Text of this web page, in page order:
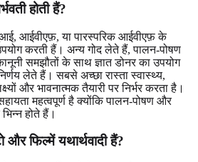
होती हैं?
आईवीएफ़, या पारस्परिक आईवीएफ़ के
करती हैं। अन्य गोद लेते हैं, पालन-पोषण
समझौतों के साथ ज्ञात डोनर का उपयोग
लेते हैं। सबसे अच्छा रास्ता स्वास्थ्य,
और भावनात्मक तैयारी पर निर्भर करता है।
महत्वपूर्ण है क्योंकि पालन-पोषण और
होते हैं।
और फिल्में यथार्थवादी हैं?